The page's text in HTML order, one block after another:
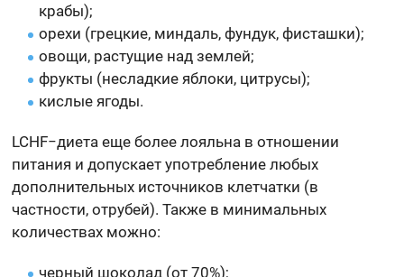
крабы);
орехи (грецкие, миндаль, фундук, фисташки);
овощи, растущие над землей;
фрукты (несладкие яблоки, цитрусы);
кислые ягоды.
LCHF−диета еще более лояльна в отношении
питания и допускает употребление любых
дополнительных источников клетчатки (в
частности, отрубей). Также в минимальных
количествах можно:
черный шоколад (от 70%);